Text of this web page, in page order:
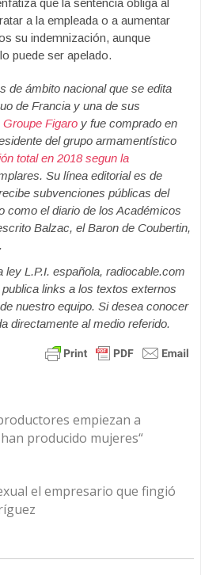
que la sentencia obliga al
a la empleada o a aumentar
su indemnización, aunque
puede ser apelado.
de ámbito nacional que se edita
de Francia y una de sus
Groupe Figaro y fue comprado en
del grupo armamentístico
total en 2018 segun la
Su línea editorial es de
subvenciones públicas del
como el diario de los Académicos
Balzac, el Baron de Coubertin,
L.P.I. española, radiocable.com
links a los textos externos
nuestro equipo. Si desea conocer
directamente al medio referido.
empiezan a
producido mujeres“
el empresario que fingió